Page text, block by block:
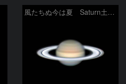
風たちぬ今は夏 Saturn土星 8/14